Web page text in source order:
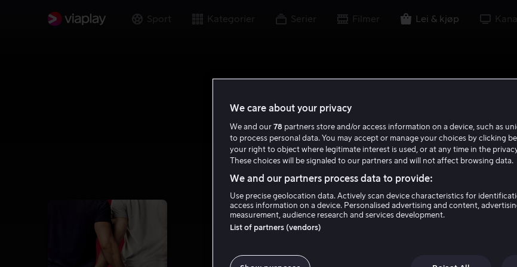
Sport Kategorier Serier Filmer Lei & kjøp
We care about your privacy
We and our 78 partners store and/or access information on a device, such as
to process personal data. You may accept or manage your choices by clicking
your right to object where legitimate interest is used, or at any time in the
These choices will be signaled to our partners and will not affect browsing data.
We and our partners process data to provide:
Use precise geolocation data. Actively scan device characteristics for
access information on a device. Personalised advertising and content,
measurement, audience research and services development.
List of partners (vendors)